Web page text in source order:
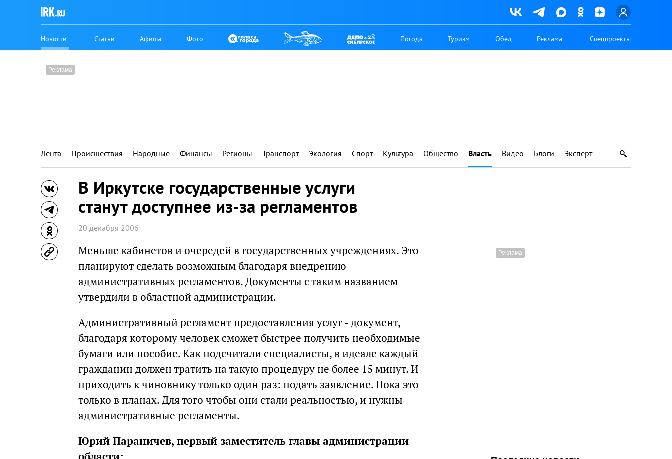
Новости Статьи Афиша Фото Погода Туризм Обед Реклама Спецпроекты
Лента Происшествия Народные Финансы Регионы Транспорт Экология Спорт Культура Общество Власть Видео Блоги Эксперт
В Иркутске государственные услуги
станут доступнее из-за регламентов
20 декабря 2006
Меньше кабинетов и очередей в государственных учреждениях. Это
планируют сделать возможным благодаря внедрению
административных регламентов. Документы с таким названием
утвердили в областной администрации.
Административный регламент предоставления услуг - документ,
благодаря которому человек сможет быстрее получить необходимые
бумаги или пособие. Как подсчитали специалисты, в идеале каждый
гражданин должен тратить на такую процедуру не более 15 минут. И
приходить к чиновнику только один раз: подать заявление. Пока это
только в планах. Для того чтобы они стали реальностью, и нужны
административные регламенты.
Юрий Параничев, первый заместитель главы администрации
области: